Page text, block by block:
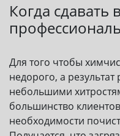
Когда сдавать
Для того чтобы
недорого, а
небольшими
большинство
необходимости